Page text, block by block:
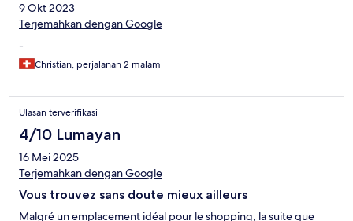
9 Okt 2023
Terjemahkan dengan Google
-
Christian, perjalanan 2 malam
Ulasan terverifikasi
4/10 Lumayan
16 Mei 2025
Terjemahkan dengan Google
Vous trouvez sans doute mieux ailleurs
Malgré un emplacement idéal pour le shopping, la suite que